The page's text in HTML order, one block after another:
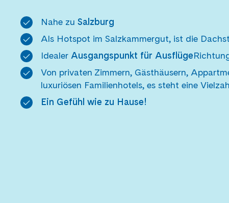
Nahe zu Salzburg
Als Hotspot im Salzkammergut, ist die
Idealer Ausgangspunkt für Ausflüge
Von privaten Zimmern, Gästhäusern,
luxuriösen Familienhotels, es steht eine
Ein Gefühl wie zu Hause!